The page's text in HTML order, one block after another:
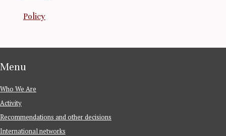
Policy
Menu
Who We Are
Activity
Recommendations and other decisions
International networks